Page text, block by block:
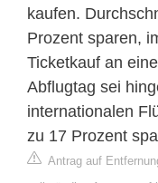
kaufen.
Prozent sparen,
Ticketkauf an
Abflugtag sei
internationalen
zu 17 Prozent
Antrag auf